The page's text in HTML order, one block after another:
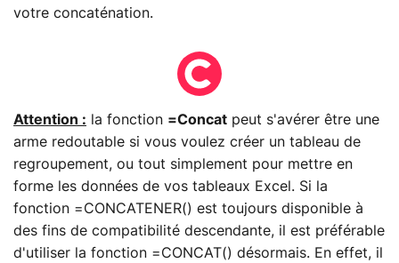
votre concaténation.
Attention : la fonction =Concat peut s'avérer être une
arme redoutable si vous voulez créer un tableau de
regroupement, ou tout simplement pour mettre en
forme les données de vos tableaux Excel. Si la
fonction =CONCATENER() est toujours disponible à
des fins de compatibilité descendante, il est préférable
d'utiliser la fonction =CONCAT() désormais. En effet, il